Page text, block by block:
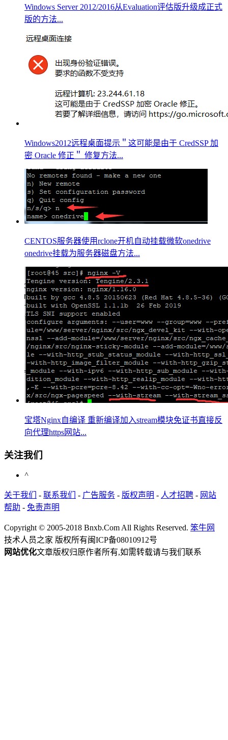
Windows Server 2012/2016从Evaluation评估版升级成正式
版的方法...
Windows2012远程桌面提示＂这可能是由于 CredSSP 加
密 Oracle 修正＂ 修复方法...
CENTOS服务器使用rclone开机自动挂载微软onedrive
onedrive挂载为服务器磁盘方法...
宝塔Nginx自编译 重新编译加入stream模块免证书直接反
向代理https网站...
关注我们
^
关于我们 - 联系我们 - 广告服务 - 版权声明 - 人才招聘 - 网站
帮助 - 免责声明
Copyright © 2005-2018 Bnxb.Com All Rights Reserved. 笨牛网
技术人员之家 版权所有闽ICP备08010912号
网站优化文章版权归原作者所有,如需转载请与我们联系